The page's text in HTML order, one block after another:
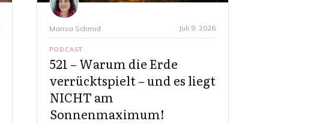
Marisa Schmid Juli 9, 2026
PODCAST
521 – Warum die Erde
verrücktspielt – und es liegt
NICHT am
Sonnenmaximum!